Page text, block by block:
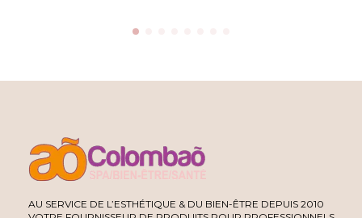
AU SERVICE DE L’ESTHÉTIQUE & DU BIEN-ÊTRE DEPUIS 2010